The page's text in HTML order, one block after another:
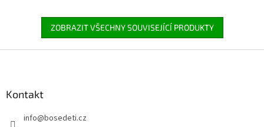
ZOBRAZIT VŠECHNY SOUVISEJÍCÍ PRODUKTY
Kontakt
info@bosedeti.cz